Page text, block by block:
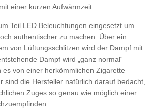
einer kurzen Aufwärmzeit.
Teil LED Beleuchtungen eingesetzt um
authentischer zu machen. Über ein
von Lüftungsschlitzen wird der Dampf mit
Dampf wird „ganz normal“
es von einer herkömmlichen Zigarette
sind die Hersteller natürlich darauf bedacht,
Zuges so genau wie möglich einer